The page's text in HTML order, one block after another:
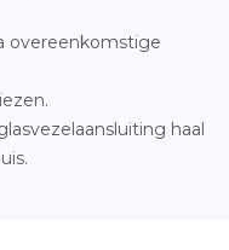
overeenkomstige
haal